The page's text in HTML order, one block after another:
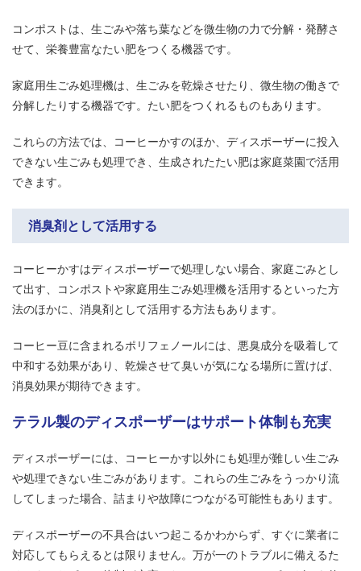
コンポストは、生ごみや落ち葉などを微生物の力で分解・発酵さ
せて、栄養豊富なたい肥をつくる機器です。
家庭用生ごみ処理機は、生ごみを乾燥させたり、微生物の働きで
分解したりする機器です。たい肥をつくれるものもあります。
これらの方法では、コーヒーかすのほか、ディスポーザーに投入
できない生ごみも処理でき、生成されたたい肥は家庭菜園で活用
できます。
消臭剤として活用する
コーヒーかすはディスポーザーで処理しない場合、家庭ごみとし
て出す、コンポストや家庭用生ごみ処理機を活用するといった方
法のほかに、消臭剤として活用する方法もあります。
コーヒー豆に含まれるポリフェノールには、悪臭成分を吸着して
中和する効果があり、乾燥させて臭いが気になる場所に置けば、
消臭効果が期待できます。
テラル製のディスポーザーはサポート体制も充実
ディスポーザーには、コーヒーかす以外にも処理が難しい生ごみ
や処理できない生ごみがあります。これらの生ごみをうっかり流
してしまった場合、詰まりや故障につながる可能性もあります。
ディスポーザーの不具合はいつ起こるかわからず、すぐに業者に
対応してもらえるとは限りません。万が一のトラブルに備えるた